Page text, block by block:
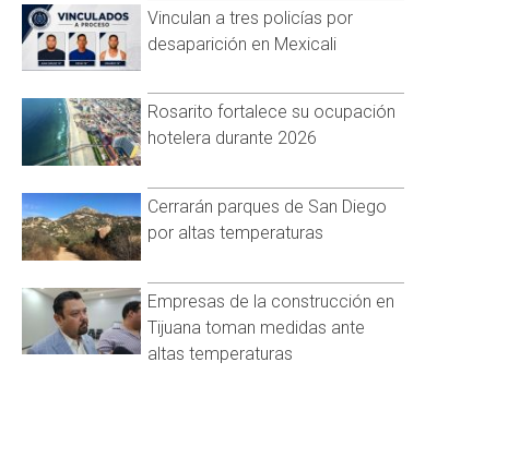
Vinculan a tres policías por
desaparición en Mexicali
Rosarito fortalece su ocupación
hotelera durante 2026
Cerrarán parques de San Diego
por altas temperaturas
Empresas de la construcción en
Tijuana toman medidas ante
altas temperaturas